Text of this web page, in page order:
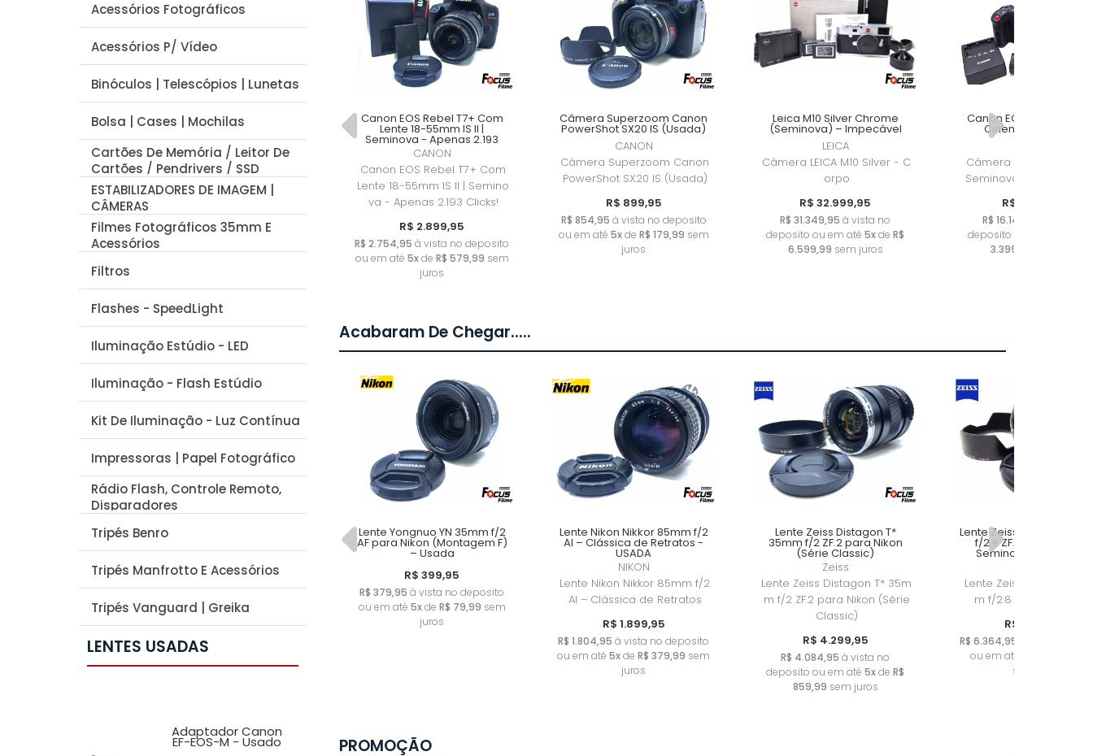
Acessórios Fotográficos
Acessórios P/ Vídeo
Binóculos | Telescópios | Lunetas
Bolsa | Cases | Mochilas
Cartões De Memória / Leitor De
Cartões / Pendrivers / SSD
ESTABILIZADORES DE IMAGEM |
CÂMERAS
Filmes Fotográficos 35mm E
Acessórios
Filtros
Flashes - SpeedLight
Iluminação Estúdio - LED
Iluminação - Flash Estúdio
Kit De Iluminação - Luz Contínua
Impressoras | Papel Fotográfico
Rádio Flash, Controle Remoto,
Disparadores
Tripés Benro
Tripés Manfrotto E Acessórios
Tripés Vanguard | Greika
LENTES USADAS
Adaptador Canon
EF-EOS-M - Usado
35mm f/2 R WR -
Canon EOS Rebel T7+ Com
Lente 18-55mm IS II |
Seminova - Apenas 2.193
Clicks!
CANON
Canon EOS Rebel T7+ Com
Lente 18-55mm IS II | Semino
va - Apenas 2.193 Clicks!
R$ 2.899,95
R$ 2.754,95 à vista no deposito
ou em até 5xde R$ 579,99 sem
juros
Câmera Superzoom Canon
PowerShot SX20 IS (Usada)
CANON
Câmera Superzoom Canon
PowerShot SX20 IS (Usada)
R$ 899,95
R$ 854,95 à vista no deposito
ou em até 5xde R$ 179,99 sem
juros
Leica M10 Silver Chrome
(Seminova) – Impecável
LEICA
Câmera LEICA M10 Silver - C
orpo
R$ 32.999,95
R$ 31.349,95 à vista no
deposito ou em até 5xde R$
6.599,99 sem juros
Canon EOS R5 C
Cinema - 50K Clicks
Câmera Canon EOS
Seminova - Produto
R$ 16.999,95
R$ 16.149,95
deposito ou em até
3.399,99
Câmera Canon PowerShot
G7 X Mark II – Seminova na
Caixa
CANON
Câmera Canon PowerShot
G7 X Mark II
R$ 5.999,95
R$ 5.699,95à vista no deposito
sem juros
Acabaram De Chegar.....
Lente Yongnuo YN 35mm f/2
AF para Nikon (Montagem F)
– Usada
R$ 399,95
R$ 379,95 à vista no deposito
ou em até 5xde R$ 79,99 sem
juros
Lente Nikon Nikkor 85mm f/2
AI – Clássica de Retratos -
USADA
NIKON
Lente Nikon Nikkor 85mm f/2
AI – Clássica de Retratos
R$ 1.899,95
R$ 1.804,95 à vista no deposito
ou em até 5xde R$ 379,99 sem
juros
Lente Zeiss Distagon T*
35mm f/2 ZF.2 para Nikon
(Série Classic)
Zeiss
Lente Zeiss Distagon T* 35m
m f/2 ZF.2 para Nikon (Série
Classic)
R$ 4.299,95
R$ 4.084,95 à vista no
deposito ou em até 5xde R$
859,99 sem juros
Lente Zeiss Distagon T*
f/2.8 ZF.2 para Nikon F
Seminova
Lente Zeiss Distagon T*
m f/2.8 ZF.2 para
R$ 6.699,95
R$ 6.364,95
ou em até
sem juros
Lente Nikon Nikkor 105mm
Lente Nikon 105mm F/2.5 Ai-s
Manual
R$ 1.599,95
ou em até5x
juros
PROMOÇÃO